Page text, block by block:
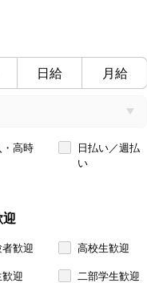
日給 月給
・高時
日払い／週払
い
迎
歓迎 高校生歓迎
歓迎 二部学生歓迎